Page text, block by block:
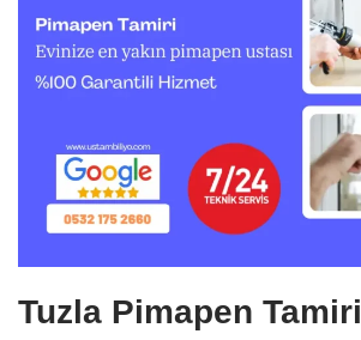
Tuzla Pimapen Tamiri